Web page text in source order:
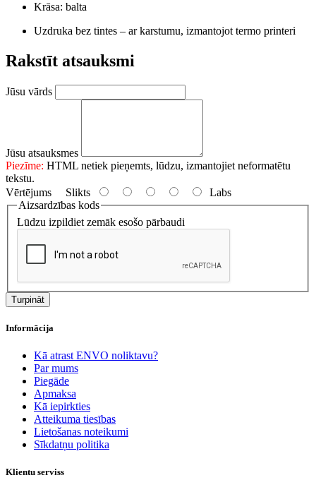
Krāsa: balta
Uzdruka bez tintes – ar karstumu, izmantojot termo printeri
Rakstīt atsauksmi
Jūsu vārds
Jūsu atsauksmes
Piezīme: HTML netiek pieņemts, lūdzu, izmantojiet neformatētu
tekstu.
Vērtējums Slikts
Labs
Aizsardzības kods
Lūdzu izpildiet zemāk esošo pārbaudi
Turpināt
Informācija
Kā atrast ENVO noliktavu?
Par mums
Piegāde
Apmaksa
Kā iepirkties
Atteikuma tiesības
Lietošanas noteikumi
Sīkdatņu politika
Klientu serviss